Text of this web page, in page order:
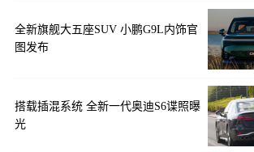
全新旗舰大五座SUV 小鹏G9L内饰官
图发布
搭载插混系统 全新一代奥迪S6谍照曝
光